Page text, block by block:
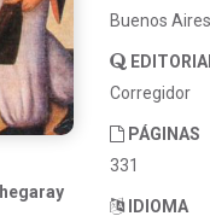
Buenos
Corregidor
PÁGINAS
331
IDIOMA